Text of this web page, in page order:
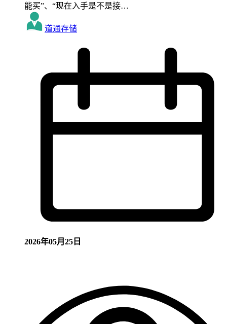
能买”、“现在入手是不是接…
道通存储
2026年05月25日